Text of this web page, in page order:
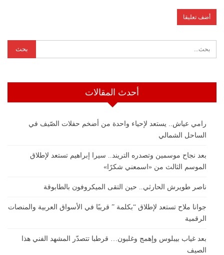
أحدث المقالات
رامي عياش.. يستعد لإحياء واحدة من أضخم حفلات الصّيف في
الساحل الشمالي
بعد نجاح موسمين وتصدره التريند.. سيرا إبراهيم تستعد لإطلاق
الموسم الثالث من «اسمعني شكرًا»
ناصر طويرش الحارثي.. حين التقى الميكروفون بالطابوقة
جوانا ملاح تستعد لإطلاق “بكلمة ” قريبًا في الأسواق العربية والمنصات
الرقمية
بعد غياب بيبلوس وإهمج وغلبون… قرطبا تتصدّر المشهد الفني هذا
الصيف